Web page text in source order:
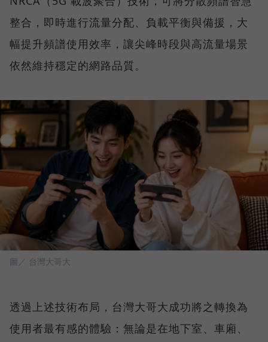
整合，即時進行流量分配、負載平衡與備援，大
幅提升頻譜使用效率，讓尖峰時段與高流量場景
依然維持穩定的網路品質。
圖／ 台灣大哥大
透過上述技術布局，台灣大哥大成功將之轉換為
使用者最有感的體驗：無論是在地下室、車廂、